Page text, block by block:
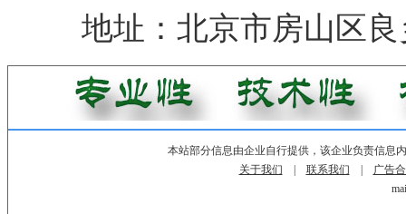
地址：北京市房山区
本站部分信息由企业自行提供，该企业负责信息
关于我们
联系我们
广告